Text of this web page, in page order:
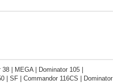
| MEGA | Dominator 105 |
| SF | Commandor 116CS | Dominator